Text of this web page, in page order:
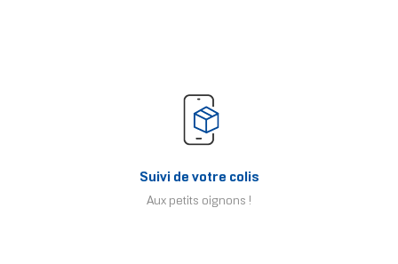
Suivi de votre colis
Aux petits oignons !